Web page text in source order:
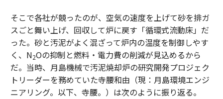
そこで各社が競ったのが、空気の速度を上げて砂を排ガ
スごと舞い上げ、回収して炉に戻す「循環式流動床」だ
った。砂と汚泥がよく混ざって炉内の温度を制御しやす
く、N2Oの抑制と燃料・電力費の削減が見込めるから
だ。当時、月島機械で汚泥焼却炉の研究開発プロジェク
トリーダーを務めていた寺腰和由（現：月島環境エンジ
ニアリング。以下、寺腰。）は次のように振り返る。